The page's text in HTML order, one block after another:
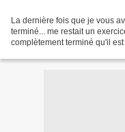
La dernière fois que je vous
terminé... me restait un
complètement terminé qu'il